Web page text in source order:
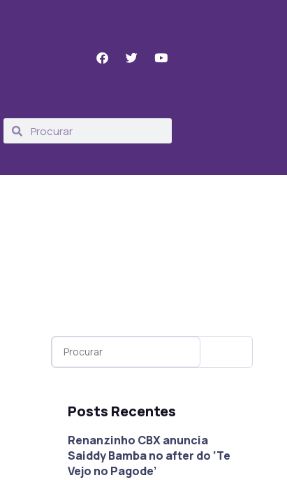
Posts Recentes
Renanzinho CBX anuncia
Saiddy Bamba no after do ‘Te
Vejo no Pagode’